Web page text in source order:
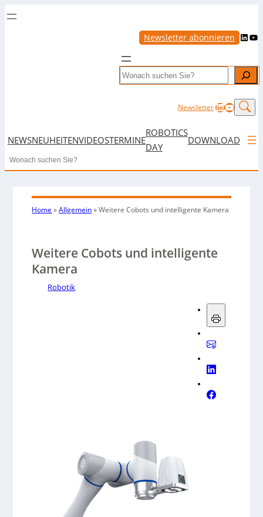
Newsletter abonnieren LinkedIn YouTube
Search
NewsletterLinkedIn
NEWSNEUHEITENVIDEOSTERMINE
ROBOTICS
DAY
DOWNLOAD
Search
Home »Allgemein»Weitere Cobots und intelligente Kamera
Weitere Cobots und intelligente
Kamera
Robotik